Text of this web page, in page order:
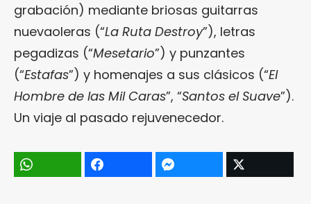
grabación) mediante briosas guitarras
nuevaoleras (“La Ruta Destroy”), letras
pegadizas (“Mesetario”) y punzantes
(“Estafas”) y homenajes a sus clásicos (“El
Hombre de las Mil Caras”, “Santos el Suave”).
Un viaje al pasado rejuvenecedor.